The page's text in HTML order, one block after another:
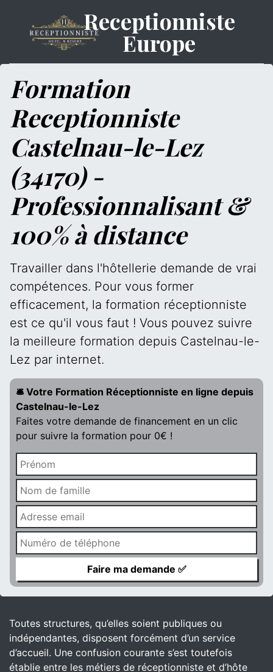
Receptionniste
Europe
Formation
Receptionniste
Castelnau-le-Lez
(34170) -
Professionnalisant &
100% à distance
Travailler dans l'hôtellerie demande de vrai
compétences. Pour vous former
efficacement, la formation réceptionniste
est ce qu'il vous faut ! Vous pouvez suivre
la meilleure formation depuis Castelnau-le-
Lez par internet.
🛎️ Votre Formation Réceptionniste en ligne depuis
Castelnau-le-Lez
Faites votre demande de financement en un clic
pour suivre la formation pour 0€ !
Toutes structures, qu’elles soient publiques ou
indépendantes, disposent forcément d’un service
d’accueil. Une confusion courante s’est toutefois
établie entre les métiers de réceptionniste et d’hôte